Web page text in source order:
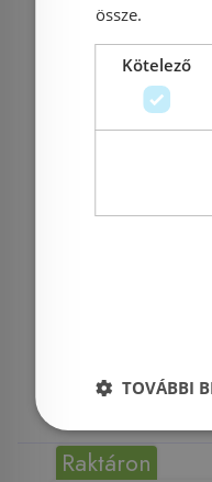
Cikkszám:
92 007 Ft
Raktáron
össze.
Kötelező
TOVÁBBI